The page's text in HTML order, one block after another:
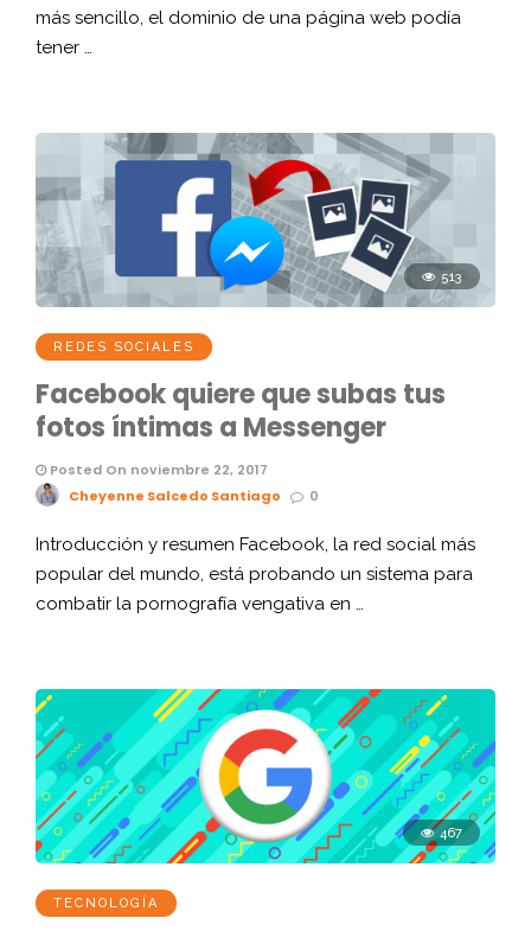
más sencillo, el dominio de una página web podía
tener …
513
REDES SOCIALES
Facebook quiere que subas tus
fotos íntimas a Messenger
Posted On noviembre 22, 2017
Cheyenne Salcedo Santiago
0
Introducción y resumen Facebook, la red social más
popular del mundo, está probando un sistema para
combatir la pornografía vengativa en …
467
TECNOLOGÍA